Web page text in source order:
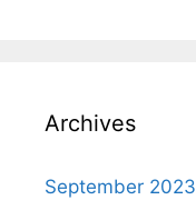
Archives
September 2023